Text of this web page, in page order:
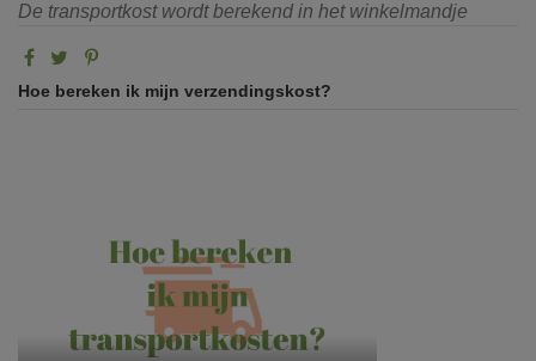
De transportkost wordt berekend in het winkelmandje
Hoe bereken ik mijn verzendingskost?